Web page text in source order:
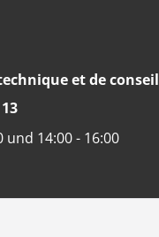
et de conseil
und 14:00 - 16:00